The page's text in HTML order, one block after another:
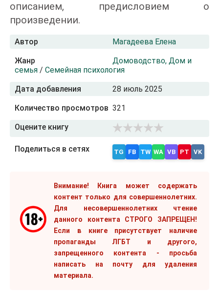
описанием, предисловием о
произведении.
Автор Магадеева Елена
Жанр
Домоводство, Дом и
семья / Семейная психология
Дата добавления 28 июль 2025
Количество просмотров 321
Оцените книгу
Поделиться в сетях TG FB TW WA VB PT VK
Внимание! Книга может содержать
контент только для совершеннолетних.
Для несовершеннолетних чтение
данного контента СТРОГО ЗАПРЕЩЕН!
Если в книге присутствует наличие
пропаганды ЛГБТ и другого,
запрещенного контента - просьба
написать на почту для удаления
материала.